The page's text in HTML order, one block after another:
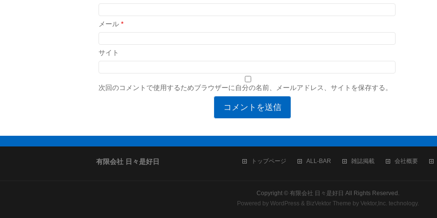
メール *
サイト
次回のコメントで使用するためブラウザーに自分の名前、メールアドレス、サイトを保存する。
有限会社 日々是好日 トップページ ALL-BAR 雑誌掲載 会社概要
Copyright © 有限会社 日々是好日 All Rights Reserved.
Powered by WordPress & BizVektor Theme by Vektor,Inc. technology.